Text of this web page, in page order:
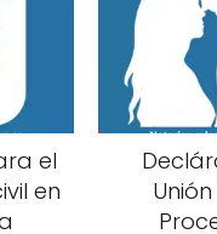
el
en